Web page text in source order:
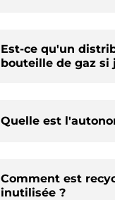
Est-ce qu'un
bouteille de gaz si
Quelle est
Comment est
inutilisée ?